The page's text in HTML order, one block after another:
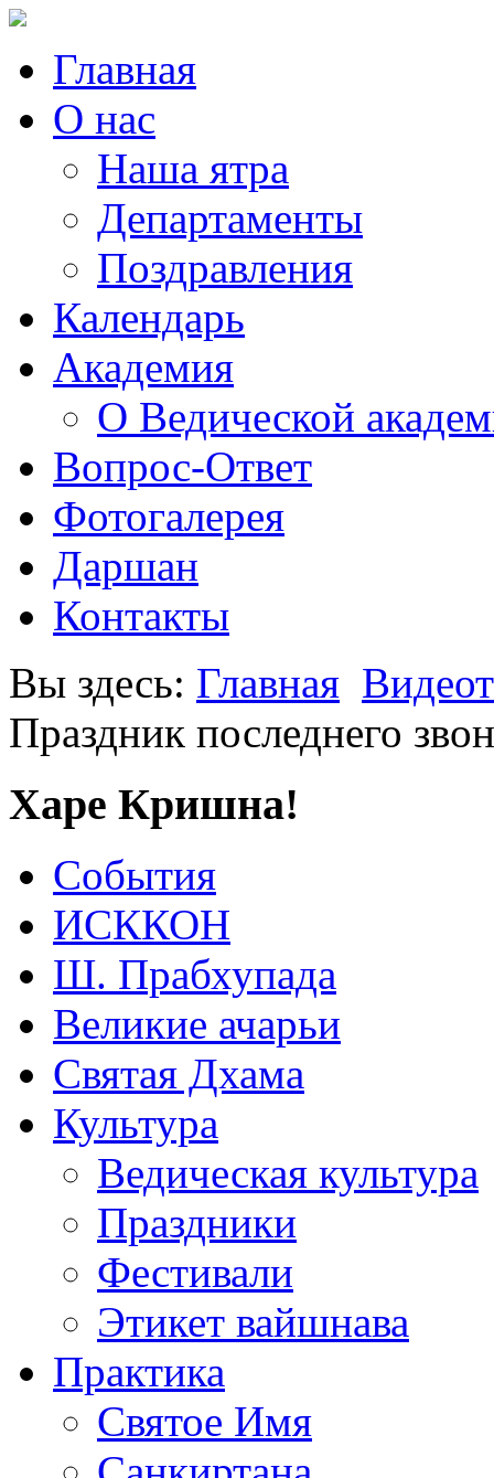
Главная
О нас
Наша ятра
Департаменты
Поздравления
Календарь
Академия
О Ведической
Вопрос-Ответ
Фотогалерея
Даршан
Контакты
Вы здесь: Главная
Праздник последнего
Харе Кришна!
События
ИСККОН
Ш. Прабхупада
Великие ачарьи
Святая Дхама
Культура
Ведическая культура
Праздники
Фестивали
Этикет вайшнава
Практика
Святое Имя